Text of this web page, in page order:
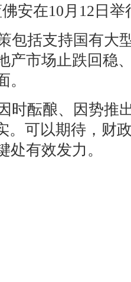
安在10月12日
包括支持国有大
产市场止跌回稳
时酝酿、因势推
。可以期待，财
处有效发力。